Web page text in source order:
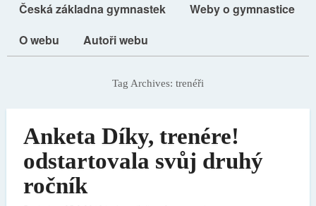
Česká základna gymnastek
Weby o gymnastice
O webu
Autoři webu
Tag Archives: trenéři
Anketa Díky, trenére!
odstartovala svůj druhý
ročník